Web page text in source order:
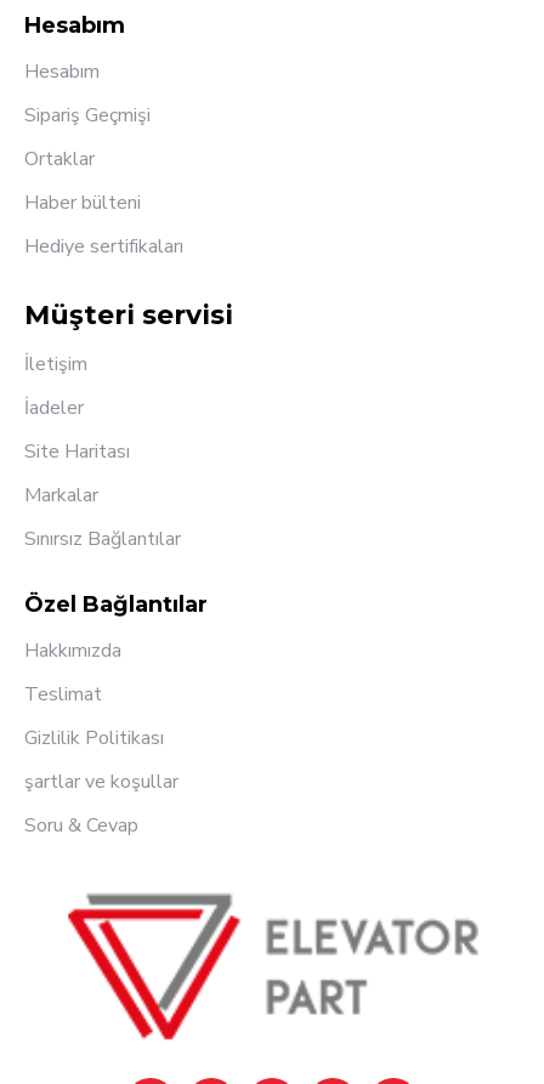
Hesabım
Hesabım
Sipariş Geçmişi
Ortaklar
Haber bülteni
Hediye sertifikaları
Müşteri servisi
İletişim
İadeler
Site Haritası
Markalar
Sınırsız Bağlantılar
Özel Bağlantılar
Hakkımızda
Teslimat
Gizlilik Politikası
şartlar ve koşullar
Soru & Cevap